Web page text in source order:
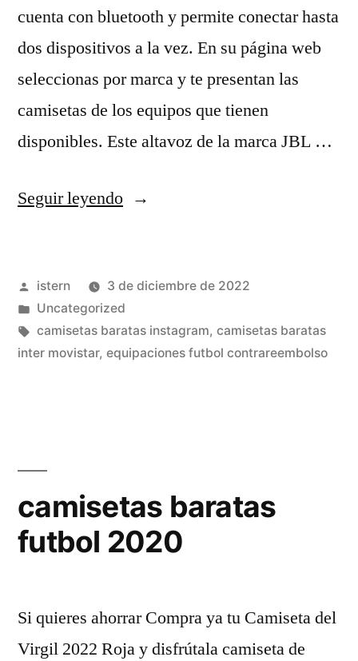
cuenta con bluetooth y permite conectar hasta
dos dispositivos a la vez. En su página web
seleccionas por marca y te presentan las
camisetas de los equipos que tienen
disponibles. Este altavoz de la marca JBL …
Seguir leyendo«camisetas
baratas»
Publicado
por
istern
3 de diciembre de 2022
Publicado
en
Uncategorized
Etiquetas:
camisetas baratas instagram, camisetas baratas
inter movistar, equipaciones futbol contrareembolso
camisetas baratas
futbol 2020
Si quieres ahorrar Compra ya tu Camiseta del
Virgil 2022 Roja y disfrútala camiseta de